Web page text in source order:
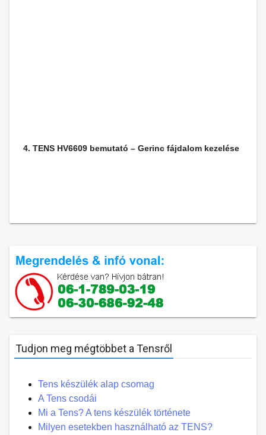
4. TENS HV6609 bemutató – Gerinc fájdalom kezelése
Tudjon meg mégtöbbet a Tensről
Tens készülék alap csomag
A Tens csodái
Mi a Tens? A tens készülék története
Milyen esetekben használható az TENS?